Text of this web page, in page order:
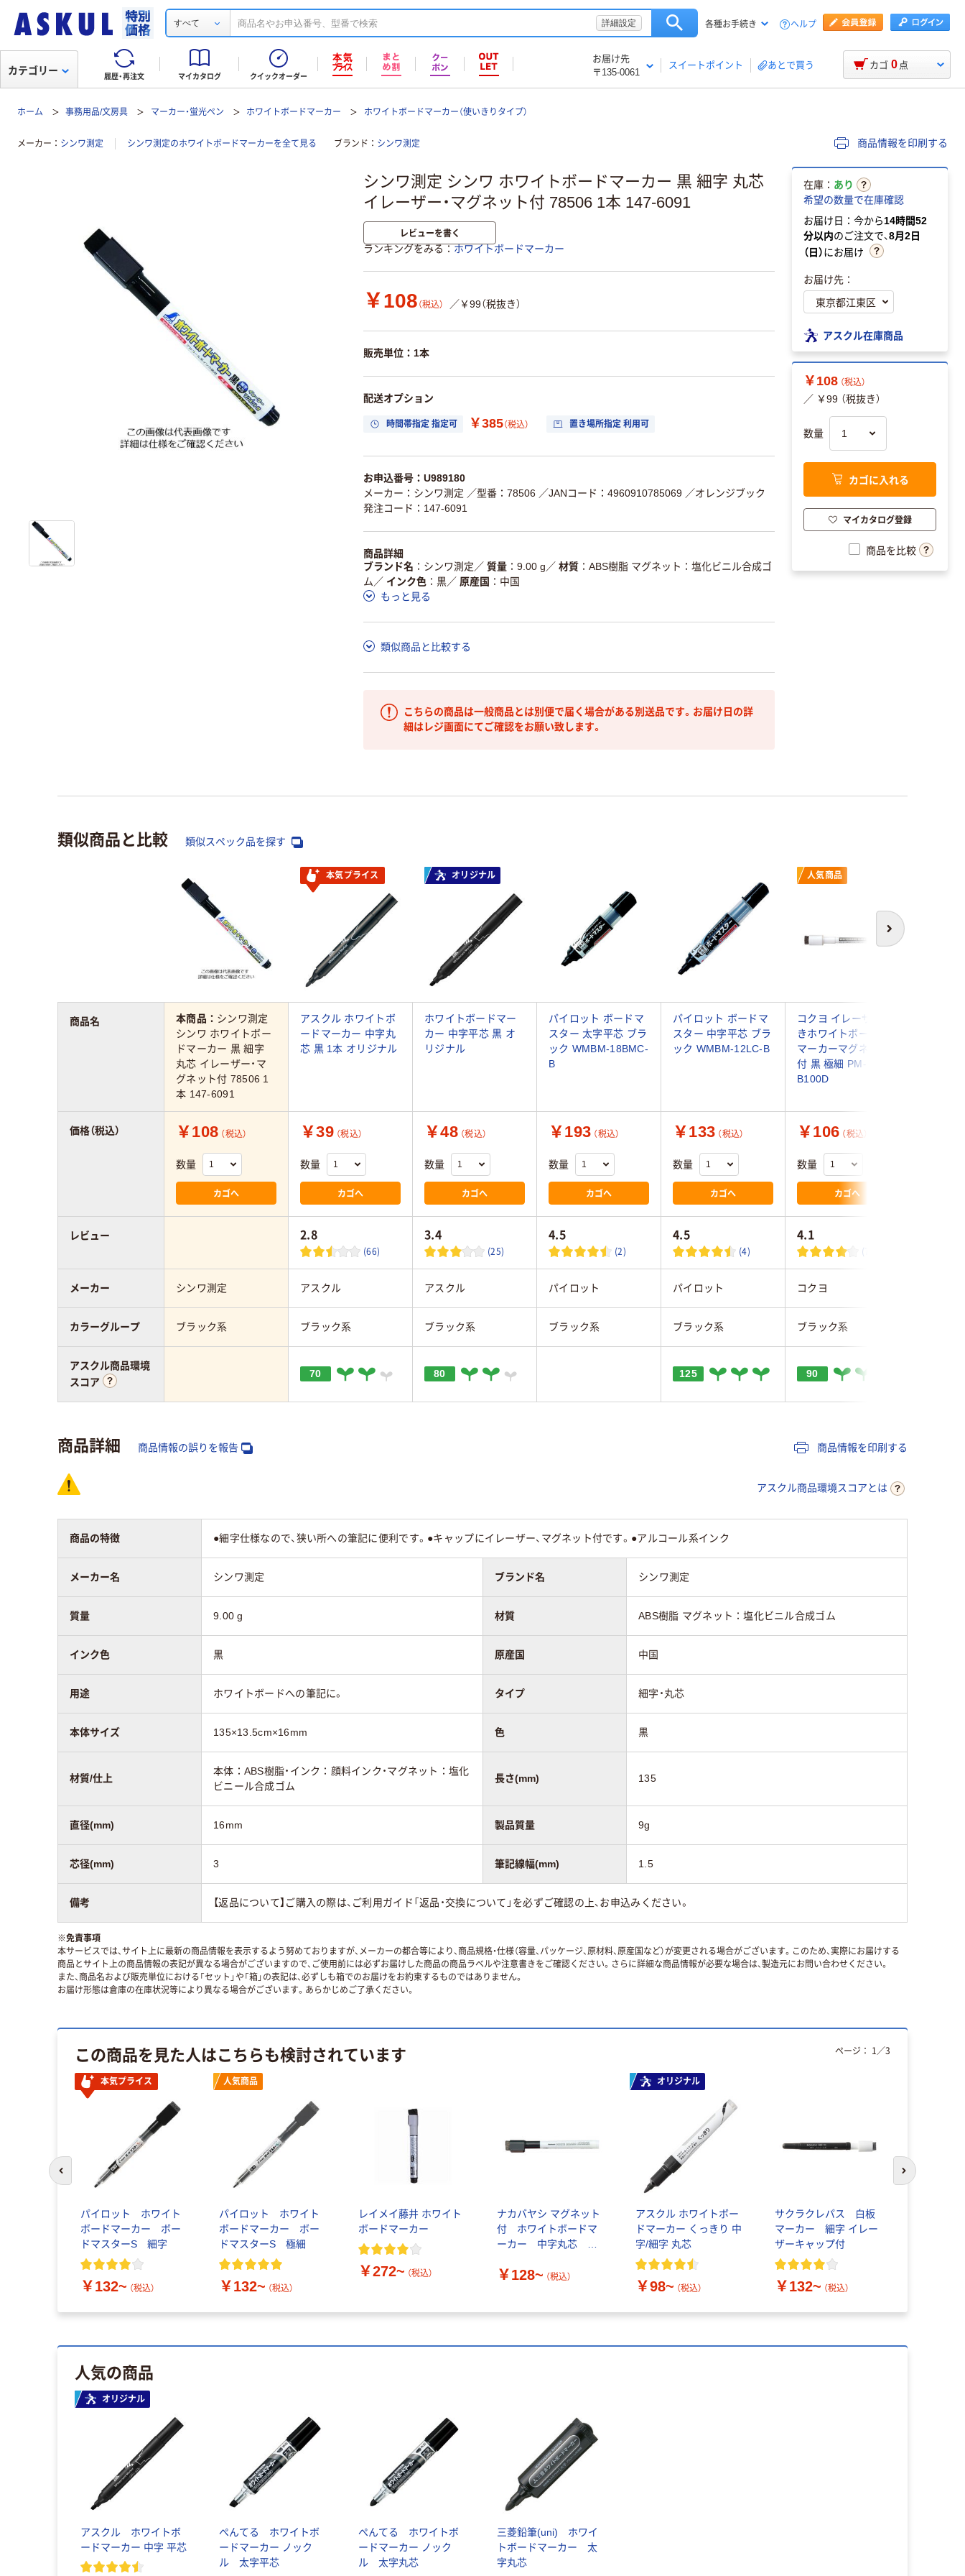
すべて 詳細設定 各種お手続き ヘルプ
履歴・再注文 マイカタログ クイックオーダー
お届け先
〒135-0061
スイートポイント あとで買う
カテゴリー カゴ 0 点
ホーム 事務用品/文房具 マーカー・蛍光ペン ホワイトボードマーカー ホワイトボードマーカー（使いきりタイプ）
メーカー シンワ測定 シンワ測定のホワイトボードマーカーを全て見る ブランド シンワ測定 商品情報を印刷する
シンワ測定 シンワ ホワイトボードマーカー 黒 細字 丸芯
イレーザー・マグネット付 78506 1本 147-6091
レビューを書く
ランキングをみる ホワイトボードマーカー
￥108 （税込） ／￥99（税抜き）
販売単位：1本
配送オプション
時間帯指定 指定可 ￥385（税込） 置き場所指定 利用可
お申込番号：U989180
メーカー：シンワ測定 ／型番：78506 ／JANコード：4960910785069 ／オレンジブック
発注コード：147-6091
商品詳細
ブランド名
シンワ測定 ／ 質量 9.00 g ／ 材質
ABS樹脂 マグネット：塩化ビニル合成ゴ
ム ／ インク色 黒／ 原産国
中国
もっと見る
類似商品と比較する
こちらの商品は一般商品とは別便で届く場合がある別送品です。お届け日の詳
細はレジ画面にてご確認をお願い致します。
在庫： あり
希望の数量で在庫確認
お届け日：今から14時間52
分以内のご注文で、8月2日
（日）にお届け
お届け先：
アスクル在庫商品
￥108 （税込）
／ ￥99 （税抜き）
数量
カゴに入れる
マイカタログ登録
商品を比較
類似商品と比較 類似スペック品を探す
次へ
本気プライス オリジナル 人気商品
本商品： シンワ測定
シンワ ホワイトボー
ドマーカー 黒 細字
丸芯 イレーザー・マ
グネット付 78506 1
本 147-6091
アスクル ホワイトボ
ードマーカー 中字丸
芯 黒 1本 オリジナル
ホワイトボードマー
カー 中字平芯 黒 オ
リジナル
パイロット ボードマ
スター 太字平芯 ブラ
ック WMBM-18BMC-
B
パイロット ボードマ
スター 中字平芯 ブラ
ック WMBM-12LC-B
コクヨ イレーザー付
きホワイトボード用
マーカーマグネット
付 黒 極細 PM-
B100D
￥108 （税込）
数量
カゴへ
￥39 （税込）
数量
カゴへ
￥48 （税込）
数量
カゴへ
￥193 （税込）
数量
カゴへ
￥133 （税込）
数量
カゴへ
￥106 （税込）
数量
カゴへ
2.8
(66)
3.4
(25)
4.5
(2)
4.5
(4)
4.1
(72)
シンワ測定 アスクル アスクル パイロット パイロット コクヨ
ブラック系 ブラック系 ブラック系 ブラック系 ブラック系 ブラック系
70 80 125 90
商品名
価格（税込）
レビュー
メーカー
カラーグループ
アスクル商品環境
スコア
商品詳細 商品情報の誤りを報告 商品情報を印刷する
アスクル商品環境スコアとは
商品の特徴 ●細字仕様なので、狭い所への筆記に便利です。●キャップにイレーザー、マグネット付です。●アルコール系インク
メーカー名 シンワ測定 ブランド名 シンワ測定
質量 9.00 g 材質 ABS樹脂 マグネット：塩化ビニル合成ゴム
インク色 黒 原産国 中国
用途 ホワイトボードへの筆記に。 タイプ 細字・丸芯
本体サイズ 135×13.5cm×16mm 色 黒
材質/仕上
本体：ABS樹脂・インク：顔料インク・マグネット：塩化
ビニール合成ゴム
長さ(mm) 135
直径(mm) 16mm 製品質量 9g
芯径(mm) 3 筆記線幅(mm) 1.5
備考 【返品について】ご購入の際は、ご利用ガイド「返品・交換について」を必ずご確認の上、お申込みください。
※免責事項
本サービスでは、サイト上に最新の商品情報を表示するよう努めておりますが、メーカーの都合等により、商品規格・仕様（容量、パッケージ、原材料、原産国など）が変更される場合がございます。このため、実際にお届けする
商品とサイト上の商品情報の表記が異なる場合がございますので、ご使用前には必ずお届けした商品の商品ラベルや注意書きをご確認ください。さらに詳細な商品情報が必要な場合は、製造元にお問い合わせください。
また、商品名および販売単位における「セット」や「箱」の表記は、必ずしも箱でのお届けをお約束するものではありません。
お届け形態は倉庫の在庫状況等により異なる場合がございます。あらかじめご了承ください。
この商品を見た人はこちらも検討されています
本気プライス
パイロット ホワイト
ボードマーカー ボー
ドマスターS 細字
￥132~ （税込）
人気商品
パイロット ホワイト
ボードマーカー ボー
ドマスターS 極細
￥132~ （税込）
レイメイ藤井 ホワイト
ボードマーカー
￥272~ （税込）
ナカバヤシ マグネット
付 ホワイトボードマ
ーカー 中字丸芯 使
￥128~ （税込）
オリジナル
アスクル ホワイトボー
ドマーカー くっきり 中
字/細字 丸芯
￥98~ （税込）
サクラクレパス 白板
マーカー 細字 イレー
ザーキャップ付
￥132~ （税込）
ページ： 1 ／3
前のスライドへ 次のスライド
人気の商品
オリジナル
アスクル ホワイトボ
ードマーカー 中字 平芯
ぺんてる ホワイトボ
ードマーカー ノック
ル 太字平芯
ぺんてる ホワイトボ
ードマーカー ノック
ル 太字丸芯
三菱鉛筆(uni) ホワイ
トボードマーカー 太
字丸芯